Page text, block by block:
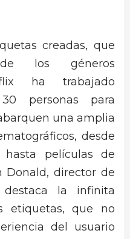
creadas, que
los géneros
ha trabajado
personas para
una amplia
desde
películas de
Donald, director de
la infinita
etiquetas, que no
del usuario